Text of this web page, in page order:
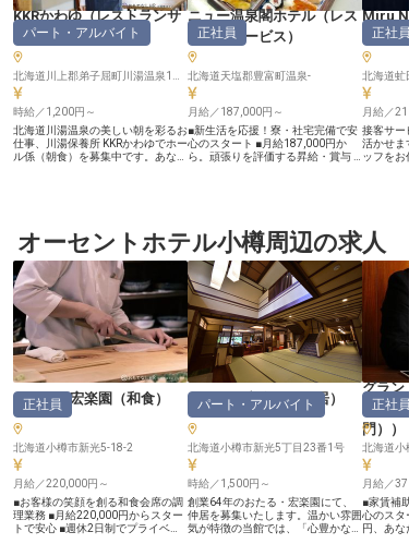
KKRかわゆ（レストランサ
ービス）
パート・アルバイト
時給／1,200円～
北海道川湯温泉の美しい朝を彩るお
仕事、川湯保養所 KKRかわゆでホー
ル係（朝食）を募集中です。あなた
様のご案内など、心温まる接客業務
を通して、充実した毎日を送りませ
んか？弟子屈町の自然に囲まれた環
境で、一緒に働きましょう。あなた
のご応募をお待ちしています！
※2024年08月26日時点の情報です
ニュー温泉閣ホテル（レス
トランサービス ）
正社員
北海道天塩郡豊富町温泉-
月給／187,000円～
■新生活を応援！寮・社宅完備で安
心のスタート ■月給187,000円か
ら。頑張りを評価する昇給・賞与 ■
自然に囲まれた当施設で、お客様の
心に残るおもてなしを提供しません
か。朝食や夕食の準備から、温かい
お料理の配膳、そしてお客様との心
温まる交流まで、一つ一つの業務が
旅の思い出を彩ります。お客様の
「ありがとう」の言葉が、何よりの
やりがいとなるでしょう。食を通じ
て、心からのおもてなしを共に追求
し、お客様に最高のひとときをお届
けしましょう。 ーー【安心して長
く働ける環境と成長を支えるサポー
ト】 当施設では、スタッフ一人ひ
とりが安心して長く活躍できるよ
う、充実したサポート体制を整えて
います。社会保険完備はもちろん、
美味しいまかないや温泉入浴無料な
ど、日々の疲れを癒せる福利厚生も
魅力です。未経験の方も、先輩スタ
ッフが丁寧に指導し、研修制度や資
格取得支援であなたの成長を後押し
します。転勤もなく、腰を据えてキ
ャリアを築ける環境で、あなたらし
いおもてなしの道を歩んでいきませ
Miru
サービ
正社員
北海道虻
月給／
接客サー
活かせま
ッフをお
イベー
届いたサ
供してい
ビスを
人は
オーセントホテル小樽周辺の求人
おたる・宏楽園 （和食）
正社員
北海道小樽市新光5-18-2
月給／220,000円～
■お客様の笑顔を創る和食会席の調
理業務 ■月給220,000円からスター
トで安心 ■週休2日制でプライベー
おたる・宏楽園（ 仲居）
パート・アルバイト
北海道小樽市新光5丁目23番1号
時給／1,500円～
創業64年のおたる・宏楽園にて、
仲居を募集いたします。温かい雰囲
気が特徴の当館では、「心豊かなひ
グラン
ージ
門）
）
正社員
北海道小
月給／
■家賃補
心のスタ
円、あな